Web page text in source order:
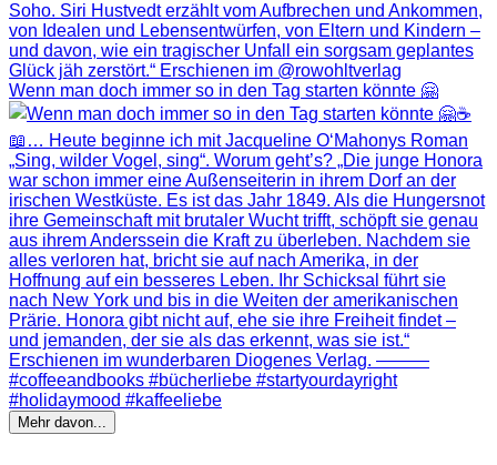
Wenn man doch immer so in den Tag starten könnte 🤗
Mehr davon...